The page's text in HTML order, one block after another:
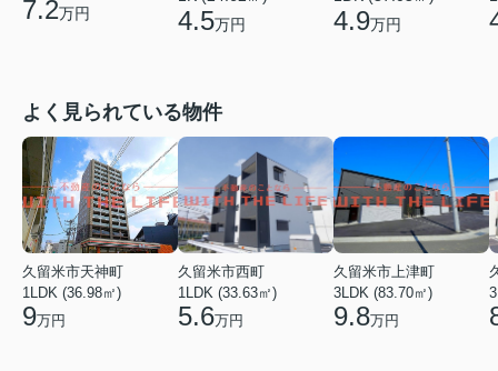
7.2万円 4.5万円 4.9万円
よく見られている物件
久留米市天神町
1LDK (36.98㎡)
9万円
久留米市西町
1LDK (33.63㎡)
5.6万円
久留米市上津町
3LDK (83.70㎡)
9.8万円